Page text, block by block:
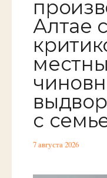
Алтае
с
7 августа 2026